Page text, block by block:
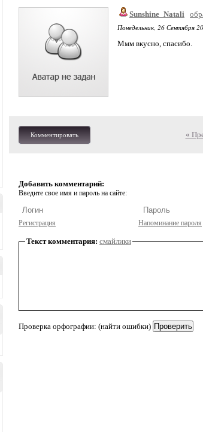
Sunshine_Natali
Понедельник, 26 Сентября
Ммм вкусно, спасибо.
Комментировать «
Добавить комментарий:
Введите свое имя и пароль на сайте:
Регистрация Напоминание пароля
Текст комментария: смайлики
Проверка орфографии: (найти ошибки)